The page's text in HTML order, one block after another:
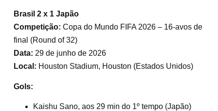
Brasil 2 x 1 Japão
Competição: Copa do Mundo FIFA 2026 – 16-avos de
final (Round of 32)
Data: 29 de junho de 2026
Local: Houston Stadium, Houston (Estados Unidos)
Gols:
Kaishu Sano, aos 29 min do 1º tempo (Japão)